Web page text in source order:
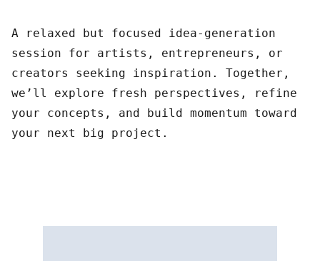
A relaxed but focused idea-generation
session for artists, entrepreneurs, or
creators seeking inspiration. Together,
we’ll explore fresh perspectives, refine
your concepts, and build momentum toward
your next big project.